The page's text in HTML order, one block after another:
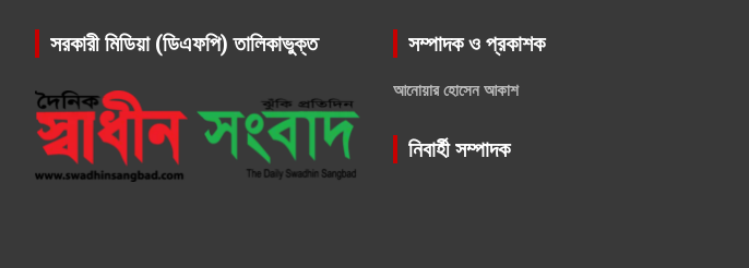
সরকারী মিডিয়া (ডিএফপি) তালিকাভুক্ত সম্পাদক ও প্রকাশক
আনোয়ার হোসেন আকাশ
নিবার্হী সম্পাদক